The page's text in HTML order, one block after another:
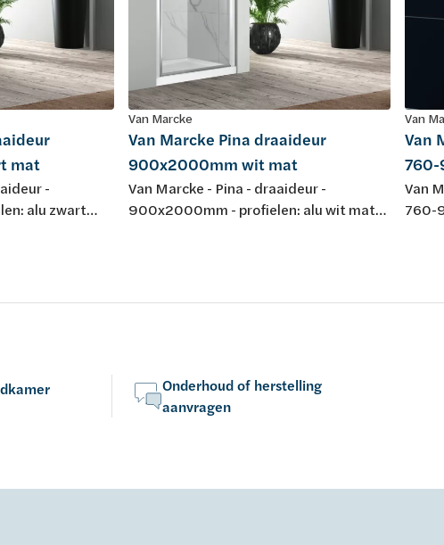
mat
-
alu zwart
Van Marcke
Van Marcke Pina draaideur
900x2000mm wit mat
Van Marcke - Pina - draaideur -
900x2000mm - profielen: alu wit mat
Van
Van
Van
760-
Onderhoud of herstelling
aanvragen